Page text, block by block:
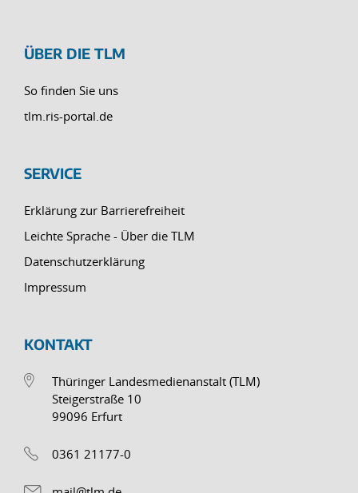
ÜBER DIE TLM
So finden Sie uns
tlm.ris-portal.de
SERVICE
Erklärung zur Barrierefreiheit
Leichte Sprache - Über die TLM
Datenschutzerklärung
Impressum
KONTAKT
Thüringer Landesmedienanstalt (TLM)
Steigerstraße 10
99096 Erfurt
0361 21177-0